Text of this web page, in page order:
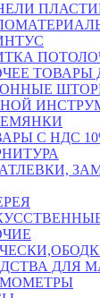
ТОВАРЫ
С НДС
ДЛЯ